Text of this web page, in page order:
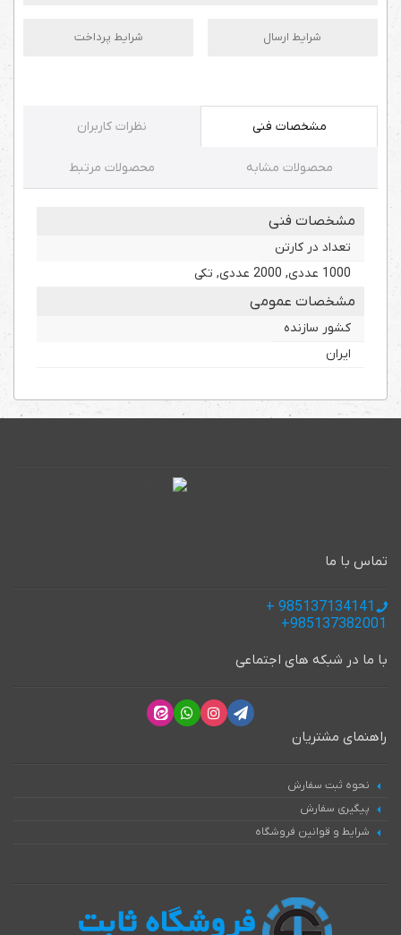
شرایط ارسال شرایط پرداخت
مشخصات فنی نظرات کاربران
محصولات مشابه محصولات مرتبط
مشخصات فنی
تعداد در کارتن
1000 عددی, 2000 عددی, تکی
مشخصات عمومی
کشور سازنده
ایران
تماس با ما
با ما در شبکه های اجتماعی
راهنمای مشتریان
نحوه ثبت سفارش
پیگیری سفارش
شرایط و قوانین فروشگاه